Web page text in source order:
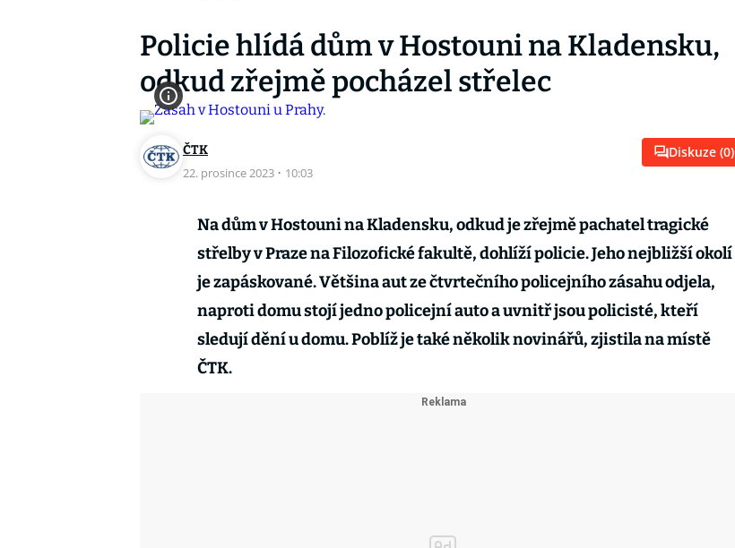
Policie hlídá dům v Hostouni na Kladensku,
odkud zřejmě pocházel střelec
ČTK
22. prosince 2023 · 10:03
Diskuze (0)
Na dům v Hostouni na Kladensku, odkud je zřejmě pachatel tragické
střelby v Praze na Filozofické fakultě, dohlíží policie. Jeho nejbližší okolí
je zapáskované. Většina aut ze čtvrtečního policejního zásahu odjela,
naproti domu stojí jedno policejní auto a uvnitř jsou policisté, kteří
sledují dění u domu. Poblíž je také několik novinářů, zjistila na místě
ČTK.